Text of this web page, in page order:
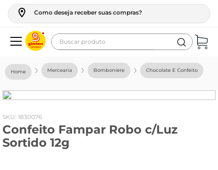
Como deseja receber suas compras?
Buscar produto
Mercearia Bomboniere Chocolate E Confeito
: 1830076
Confeito Fampar Robo c/Luz
Sortido 12g
geladeira
fogao
café
cerveja